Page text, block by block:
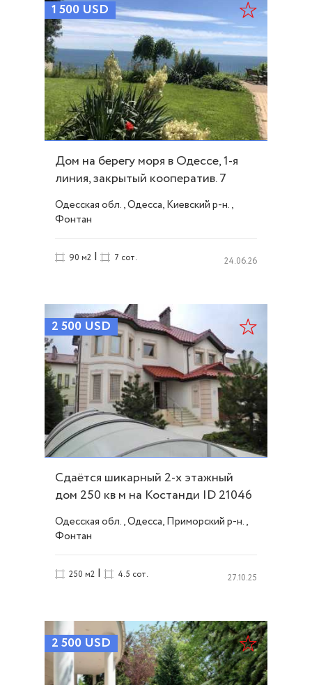
1 500 USD
Дом на берегу моря в Одессе, 1-я
линия, закрытый кооператив. 7
соток ID 3631
Одесская обл., Одесса, Киевский р-н.,
Фонтан
90 м2 | 7 сот. 24.06.26
2 500 USD
Сдаётся шикарный 2-х этажный
дом 250 кв м на Костанди ID 21046
Одесская обл., Одесса, Приморский р-н.,
Фонтан
250 м2 | 4.5 сот. 27.10.25
2 500 USD